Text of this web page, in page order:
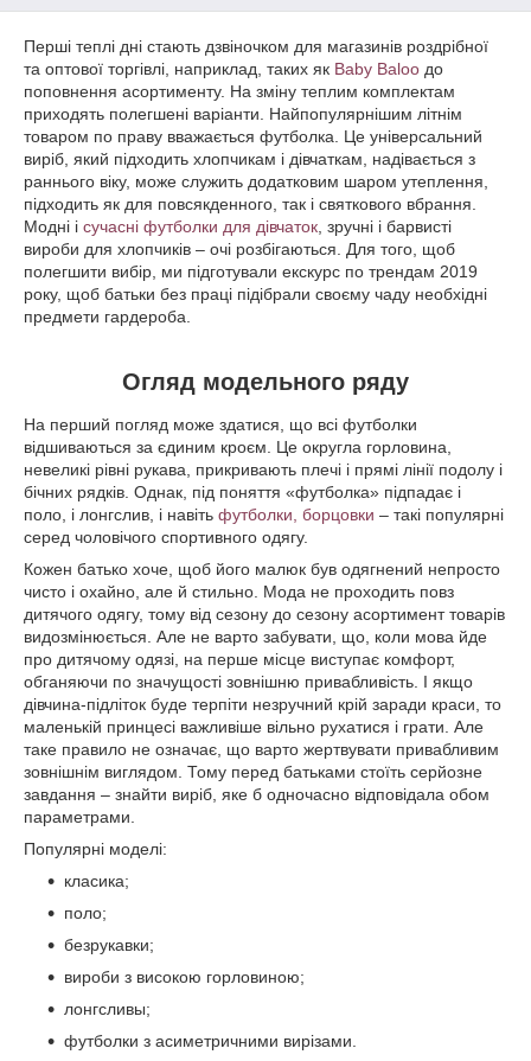
Перші теплі дні стають дзвіночком для магазинів роздрібної
та оптової торгівлі, наприклад, таких як Baby Baloo до
поповнення асортименту. На зміну теплим комплектам
приходять полегшені варіанти. Найпопулярнішим літнім
товаром по праву вважається футболка. Це універсальний
виріб, який підходить хлопчикам і дівчаткам, надівається з
раннього віку, може служить додатковим шаром утеплення,
підходить як для повсякденного, так і святкового вбрання.
Модні і сучасні футболки для дівчаток , зручні і барвисті
вироби для хлопчиків – очі розбігаються. Для того, щоб
полегшити вибір, ми підготували екскурс по трендам 2019
року, щоб батьки без праці підібрали своєму чаду необхідні
предмети гардероба.
Огляд модельного ряду
На перший погляд може здатися, що всі футболки
відшиваються за єдиним кроєм. Це округла горловина,
невеликі рівні рукава, прикривають плечі і прямі лінії подолу і
бічних рядків. Однак, під поняття «футболка» підпадає і
поло, і лонгслив, і навіть футболки, борцовки – такі популярні
серед чоловічого спортивного одягу.
Кожен батько хоче, щоб його малюк був одягнений непросто
чисто і охайно, але й стильно. Мода не проходить повз
дитячого одягу, тому від сезону до сезону асортимент товарів
видозмінюється. Але не варто забувати, що, коли мова йде
про дитячому одязі, на перше місце виступає комфорт,
обганяючи по значущості зовнішню привабливість. І якщо
дівчина-підліток буде терпіти незручний крій заради краси, то
маленькій принцесі важливіше вільно рухатися і грати. Але
таке правило не означає, що варто жертвувати привабливим
зовнішнім виглядом. Тому перед батьками стоїть серйозне
завдання – знайти виріб, яке б одночасно відповідала обом
параметрами.
Популярні моделі:
класика;
поло;
безрукавки;
вироби з високою горловиною;
лонгсливы;
футболки з асиметричними вирізами.